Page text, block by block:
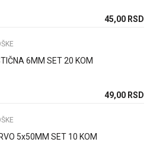
je 4 + 1 :
45,00 RSD
6MM SET 20 KOM
49,00 RSD
5x50MM SET 10 KOM